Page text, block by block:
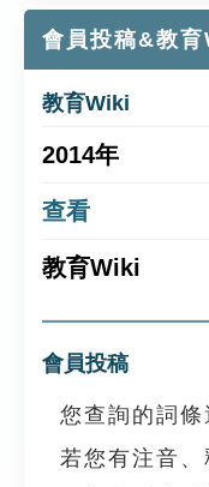
會員投稿&教
教育Wiki
2014年
查看
教育Wiki
會員投稿
您查詢的詞條
若您有注音